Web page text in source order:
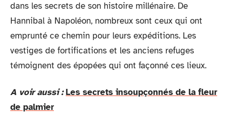
dans les secrets de son histoire millénaire. De
Hannibal à Napoléon, nombreux sont ceux qui ont
emprunté ce chemin pour leurs expéditions. Les
vestiges de fortifications et les anciens refuges
témoignent des épopées qui ont façonné ces lieux.
A voir aussi : Les secrets insoupçonnés de la fleur
de palmier